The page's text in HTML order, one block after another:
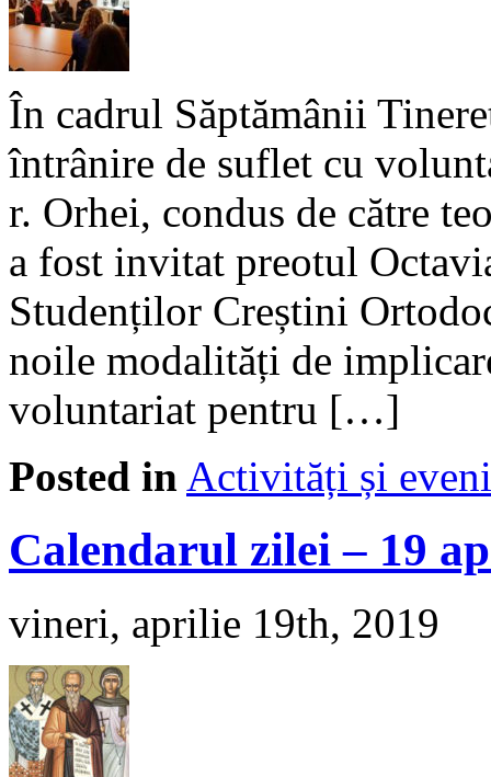
În cadrul Săptămânii
întrânire de suflet cu
r. Orhei, condus de către
a fost invitat preotul
Studenților Creștini
noile modalități de
voluntariat pentru […]
Posted in Activități și
Calendarul zilei – 19
vineri, aprilie 19th, 2019